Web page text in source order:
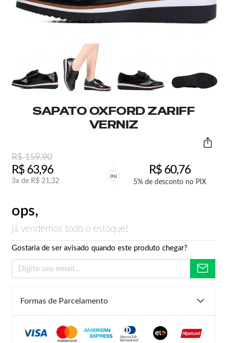
SAPATO OXFORD ZARIFF
VERNIZ
R$159,90
R$63,96
3x de R$ 21,32
ou R$60,76
5% de desconto no PIX
ops,
já vendemos todo o estoque!
Gostaria de ser avisado quando este produto chegar?
Formas de Parcelamento